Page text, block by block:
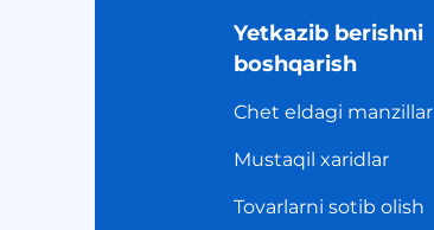
Yetkazib berishni
boshqarish
Chet eldagi manzillar
Mustaqil xaridlar
Tovarlarni sotib olish